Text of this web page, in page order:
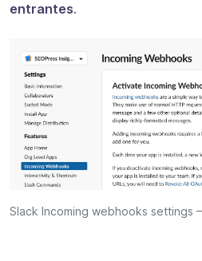
entrantes.
Slack Incoming webhooks settings